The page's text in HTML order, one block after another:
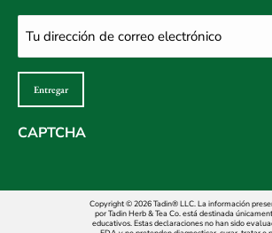
electrónico
(Obligatorio)
Entregar
CAPTCHA
Copyright © 2026 Tadin® LLC. La información
por Tadin Herb & Tea Co. está destinada
educativos. Estas declaraciones no han sido